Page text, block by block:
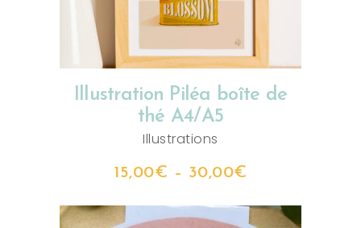
Illustration Piléa boîte de
thé A4/A5
Illustrations
15,00€ – 30,00€